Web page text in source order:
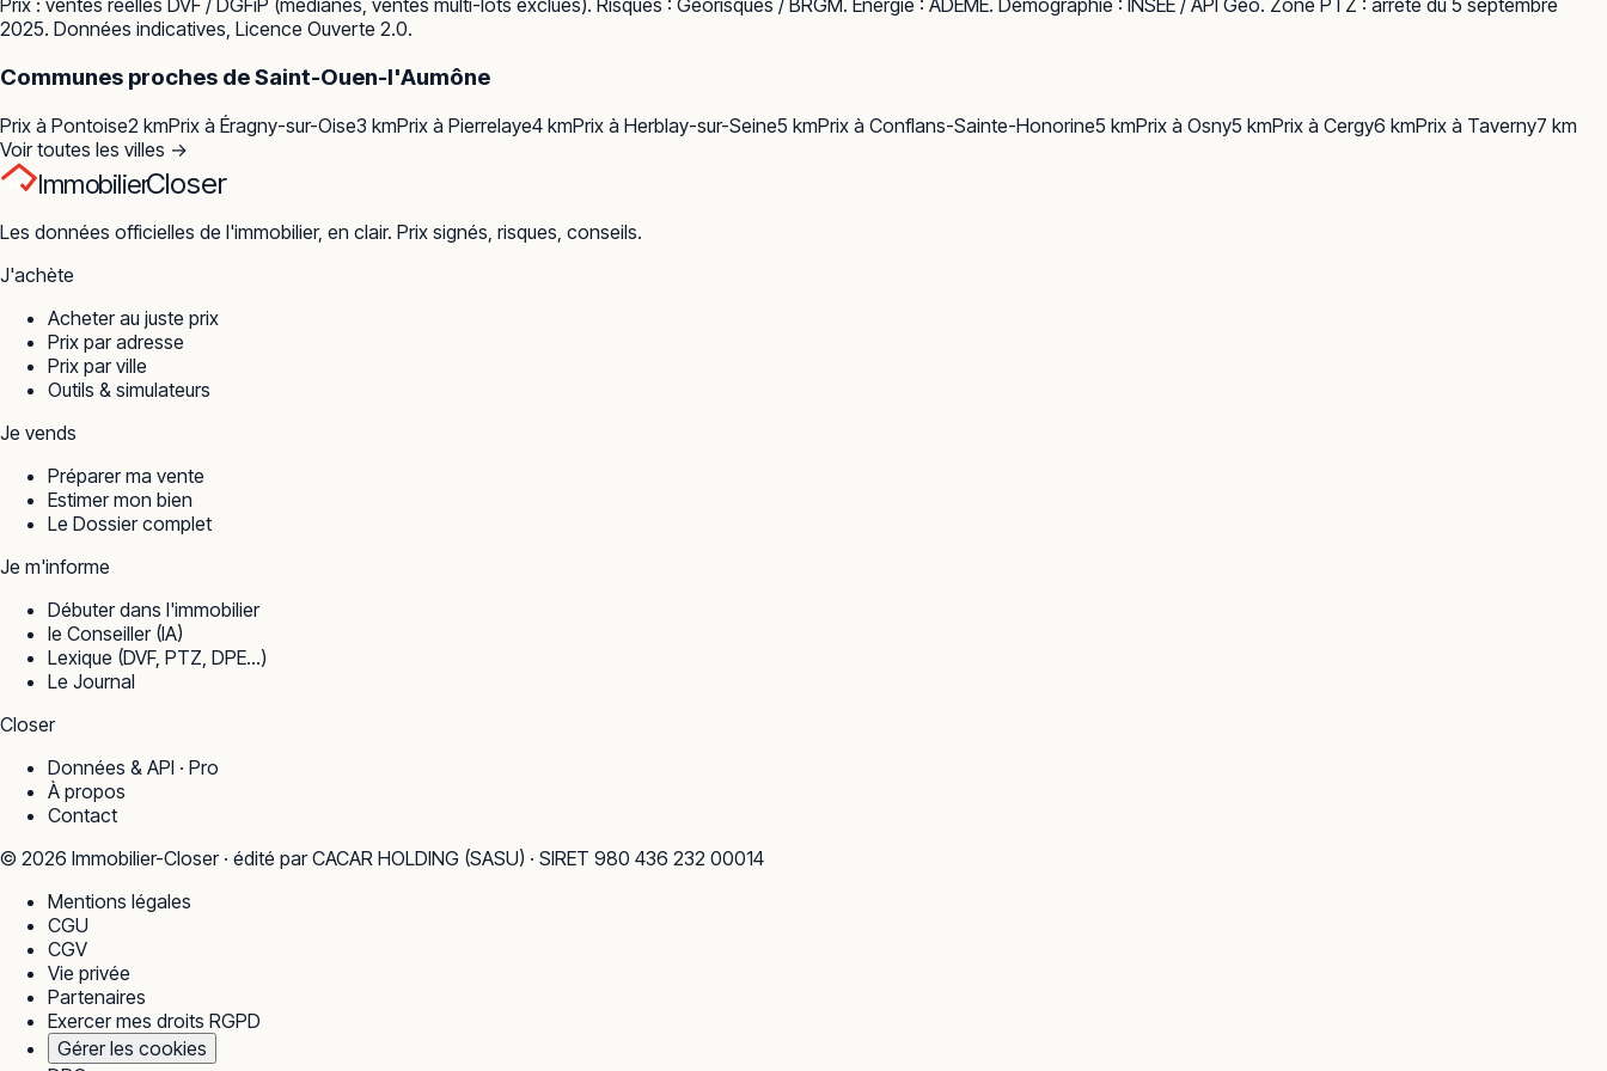
Prix : ventes réelles DVF / DGFiP (médianes, ventes multi-lots exclues). Risques : Géorisques / BRGM. Énergie : ADEME. Démographie : INSEE / API Géo. Zone PTZ : arrêté du 5 septembre
2025. Données indicatives, Licence Ouverte 2.0.
Communes proches deSaint-Ouen-l'Aumône
Prix à Pontoise2 kmPrix à Éragny-sur-Oise3 kmPrix à Pierrelaye4 kmPrix à Herblay-sur-Seine5 kmPrix à Conflans-Sainte-Honorine5 kmPrix à Osny5 kmPrix à Cergy6 kmPrix à Taverny7 km
Voir toutes les villes →
ImmobilierCloser
Les données officielles de l'immobilier, en clair. Prix signés, risques, conseils.
J'achète
Acheter au juste prix
Prix par adresse
Prix par ville
Outils & simulateurs
Je vends
Préparer ma vente
Estimer mon bien
Le Dossier complet
Je m'informe
Débuter dans l'immobilier
le Conseiller (IA)
Lexique (DVF, PTZ, DPE…)
Le Journal
Closer
Données & API · Pro
À propos
Contact
© 2026 Immobilier-Closer · édité par CACAR HOLDING (SASU) · SIRET 980 436 232 00014
Mentions légales
CGU
CGV
Vie privée
Partenaires
Exercer mes droits RGPD
Gérer les cookies